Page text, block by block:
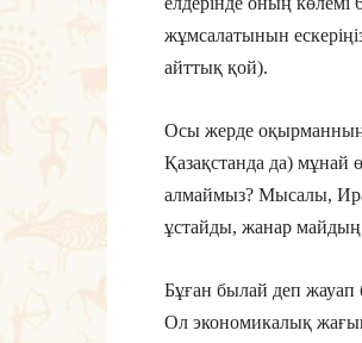
жұмсалатынын
айттық қой).
Осы жерде оқырманның
Қазақстанда да) мұнай
алмаймыз? Мысалы,
ұстайды, жанар майдың
Бұған былай деп жауап
Ол экономикалық